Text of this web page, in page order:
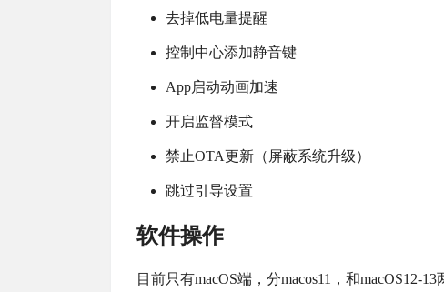
去掉低电量提醒
控制中心添加静音键
App启动动画加速
开启监督模式
禁止OTA更新（屏蔽系统升级）
跳过引导设置
软件操作
目前只有macOS端，分macos11，和macOS12-